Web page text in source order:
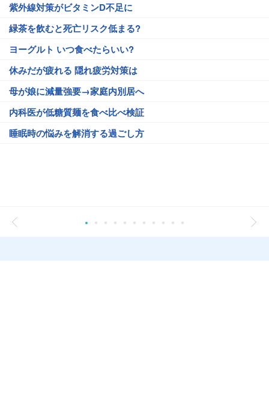
紫外線対策がビタミンD不足に
緑茶を飲むと死亡リスク低まる?
ヨーグルト いつ食べたらいい?
休みだが疲れる 隠れ疲労対策は
母が娘に減量強要→家庭内別居へ
内科医が低糖質麺を食べ比べ検証
睡眠時の悩みを解消する過ごし方